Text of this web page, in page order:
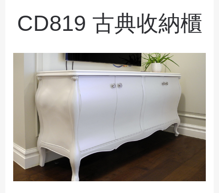
CD819 古典收納櫃